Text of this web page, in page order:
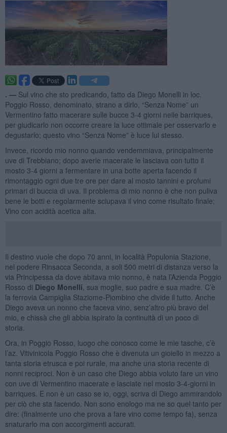
. — Sul vino che sto predicando, fatto da Diego Monelli in loc.
Poggio Rosso, denominato, strano a dirlo, “Senza Nome” un
Vermentino fatto macerare sulle bucce 3-4 giorni nelle barriques,
per giudicarlo non occorre creare la luce ottimale per osservarlo e
degustarlo; questo vino “Senza Nome” è luce lui stesso.
Invece, ricordo mio nonno quando vendemmiava, principalmente
uve di Trebbiano; dopo averle macerate le lasciava con tutto il
mosto 3-4 giorni a fermentare in una botte aperta facendo il
rimontaggio ogni due tre ore per dare al mosto tannini e profumi
primari di buccia di uva. Il problema di mio nonno è che non puliva
bene le botti e regolarmente sciupava il vino come risultato finale;
Vino con acidità acetica alta.
Il destino vuole che dopo 70 anni, in località Populonia Stazione,
nel podere Rinsacca Seconda, a soli 500 metri di distanza verso la
via Principessa da dove abitava mio nonno, è nata l’Azienda Poggio
Rosso di Diego Monelli , sua moglie, suo padre e sua madre. C’è
la ferrovia Campiglia Staziome-Piombino che divide il tutto. Anche
Diego aveva un nonno che faceva vino, senz’altro più bravo del
mio, e chissà che gli abbia ispirato la continuità di un poco di
storia.
Ora, in Poggio Rosso, luogo che conosco come le mie tasche, c’è
l’az. Vitivinicola Poggio Rosso che è divenuta un gioiello in mezzo a
tanta storia etrusca e poi rurale, ma anche una storia recente di
nonni reciproci. Non è un caso che Diego abbia voluto fare un vino
con uve di Vermentino macerate e lasciate nel mosto 3-4-giorni in
barriques. E non è un caso se io, oggi, scriva di Diego ammirandolo
per ciò che sta facendo. Non sono enologo ma ne so quel tanto per
dire: (finalmente uno che prova a fare vino come tempo fa), senza
snaturarlo ma con accorgimenti accurati.